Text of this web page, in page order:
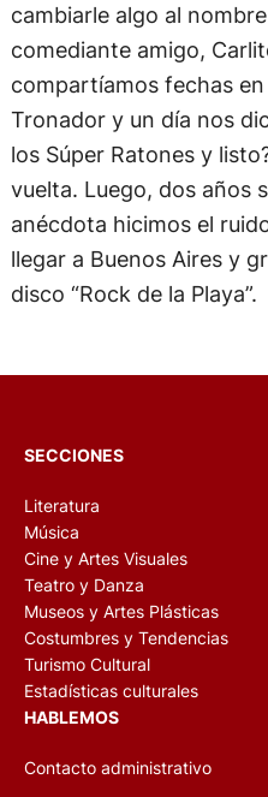
cambiarle algo al
comediante amigo,
compartíamos fechas
Tronador y un día nos
los Súper Ratones y
vuelta. Luego, dos años
anécdota hicimos el
llegar a Buenos Aires y
disco “Rock de la Playa”.
SECCIONES
Literatura
Música
Cine y Artes Visuales
Teatro y Danza
Museos y Artes Plásticas
Costumbres y Tendencias
Turismo Cultural
Estadísticas culturales
HABLEMOS
Contacto administrativo